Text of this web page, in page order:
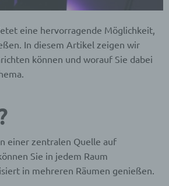
eine hervorragende Möglichkeit,
In diesem Artikel zeigen wir
können und worauf Sie dabei
einer zentralen Quelle auf
Sie in jedem Raum
in mehreren Räumen genießen.